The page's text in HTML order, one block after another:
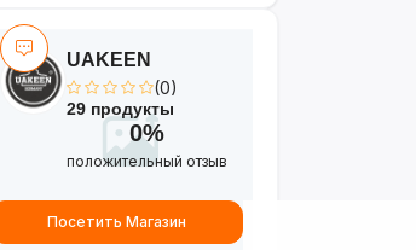
UAKEEN
(0)
29 продукты
0%
положительный отзыв
Посетить Магазин